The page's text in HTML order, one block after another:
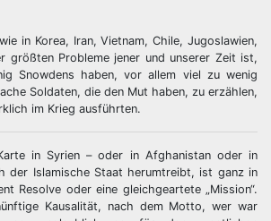
in Korea, Iran, Vietnam, Chile, Jugoslawien,
größten Probleme jener und unserer Zeit ist,
Snowdens haben, vor allem viel zu wenig
Soldaten, die den Mut haben, zu erzählen,
im Krieg ausführten.
in Syrien – oder in Afghanistan oder in
der Islamische Staat herumtreibt, ist ganz in
Resolve oder eine gleichgeartete „Mission“.
Kausalität, nach dem Motto, wer war